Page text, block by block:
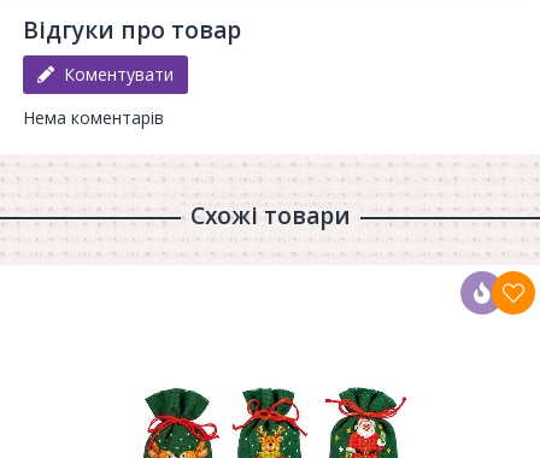
Відгуки про товар
Коментувати
Нема коментарів
Схожі товари